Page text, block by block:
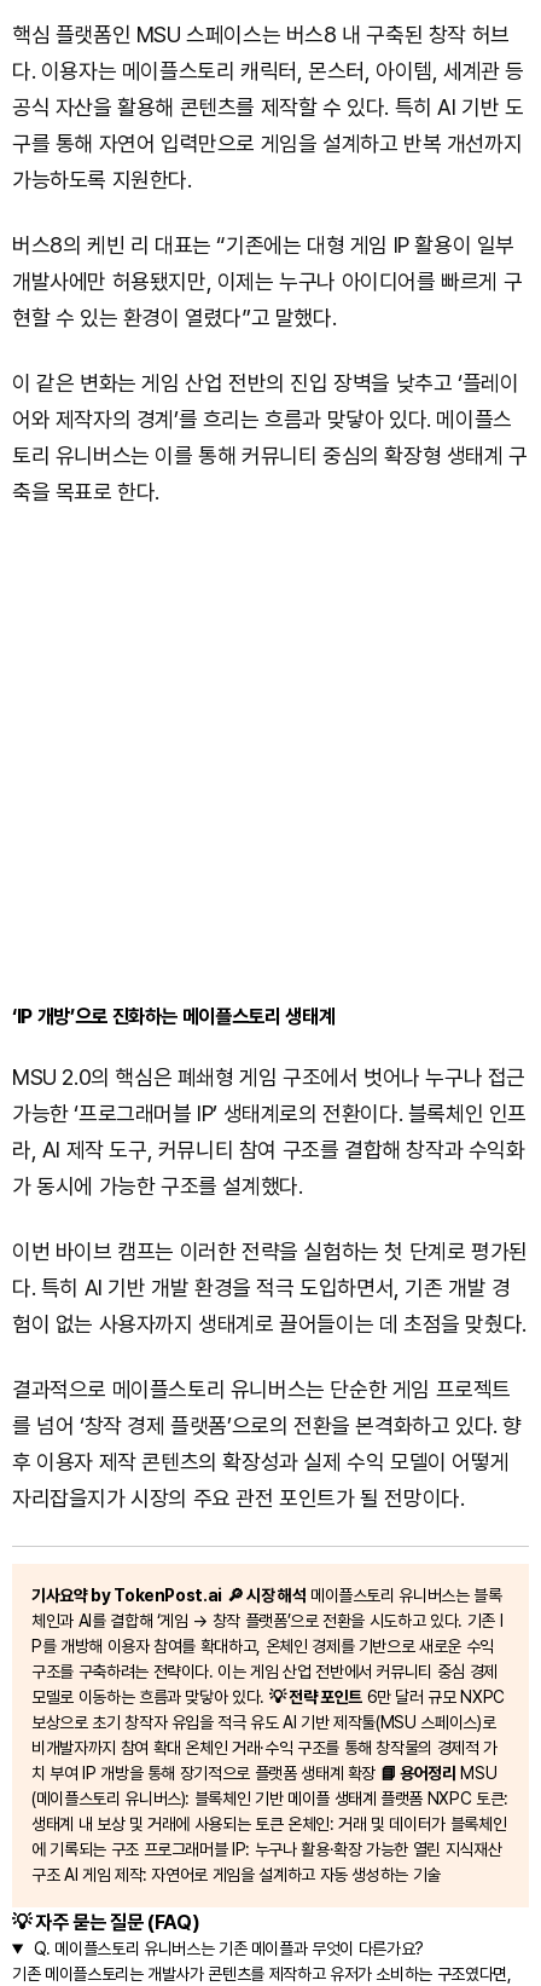
핵심 플랫폼인 MSU 스페이스는 버스8 내 구축된 창작 허브
다. 이용자는 메이플스토리 캐릭터, 몬스터, 아이템, 세계관 등
공식 자산을 활용해 콘텐츠를 제작할 수 있다. 특히 AI 기반 도
구를 통해 자연어 입력만으로 게임을 설계하고 반복 개선까지
가능하도록 지원한다.
버스8의 케빈 리 대표는 “기존에는 대형 게임 IP 활용이 일부
개발사에만 허용됐지만, 이제는 누구나 아이디어를 빠르게 구
현할 수 있는 환경이 열렸다”고 말했다.
이 같은 변화는 게임 산업 전반의 진입 장벽을 낮추고 ‘플레이
어와 제작자의 경계’를 흐리는 흐름과 맞닿아 있다. 메이플스
토리 유니버스는 이를 통해 커뮤니티 중심의 확장형 생태계 구
축을 목표로 한다.
‘IP 개방’으로 진화하는 메이플스토리 생태계
MSU 2.0의 핵심은 폐쇄형 게임 구조에서 벗어나 누구나 접근
가능한 ‘프로그래머블 IP’ 생태계로의 전환이다. 블록체인 인프
라, AI 제작 도구, 커뮤니티 참여 구조를 결합해 창작과 수익화
가 동시에 가능한 구조를 설계했다.
이번 바이브 캠프는 이러한 전략을 실험하는 첫 단계로 평가된
다. 특히 AI 기반 개발 환경을 적극 도입하면서, 기존 개발 경
험이 없는 사용자까지 생태계로 끌어들이는 데 초점을 맞췄다.
결과적으로 메이플스토리 유니버스는 단순한 게임 프로젝트
를 넘어 ‘창작 경제 플랫폼’으로의 전환을 본격화하고 있다. 향
후 이용자 제작 콘텐츠의 확장성과 실제 수익 모델이 어떻게
자리잡을지가 시장의 주요 관전 포인트가 될 전망이다.
기사요약 by TokenPost.ai 🔎 시장 해석 메이플스토리 유니버스는 블록
체인과 AI를 결합해 ‘게임 → 창작 플랫폼’으로 전환을 시도하고 있다. 기존 I
P를 개방해 이용자 참여를 확대하고, 온체인 경제를 기반으로 새로운 수익
구조를 구축하려는 전략이다. 이는 게임 산업 전반에서 커뮤니티 중심 경제
모델로 이동하는 흐름과 맞닿아 있다. 💡 전략 포인트6만 달러 규모 NXPC
보상으로 초기 창작자 유입을 적극 유도 AI 기반 제작툴(MSU 스페이스)로
비개발자까지 참여 확대 온체인 거래·수익 구조를 통해 창작물의 경제적 가
치 부여 IP 개방을 통해 장기적으로 플랫폼 생태계 확장 📘 용어정리 MSU
(메이플스토리 유니버스): 블록체인 기반 메이플 생태계 플랫폼 NXPC 토큰:
생태계 내 보상 및 거래에 사용되는 토큰 온체인: 거래 및 데이터가 블록체인
에 기록되는 구조 프로그래머블 IP: 누구나 활용·확장 가능한 열린 지식재산
구조 AI 게임 제작: 자연어로 게임을 설계하고 자동 생성하는 기술
💡 자주 묻는 질문 (FAQ)
Q. 메이플스토리 유니버스는 기존 메이플과 무엇이 다른가요?
기존 메이플스토리는 개발사가 콘텐츠를 제작하고 유저가 소비하는 구조였다면,